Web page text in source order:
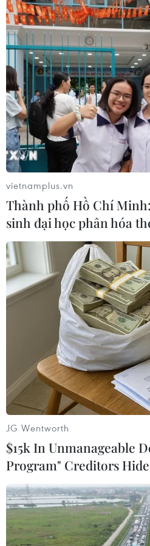
#DMZ #Triều Tiên #Hàn
#Liên hợp quốc
#Goseong
Hàn Quốc
Triều Tiên
Theo dõi VietnamPlus
TIN LIÊN QUAN
vietnamplus.vn
Thành phố Hồ Chí
sinh đại học phân hóa
JG Wentworth
$15k In Unmanageable
Program" Creditors